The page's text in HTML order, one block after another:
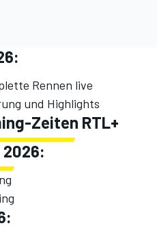
Rennen live
und Highlights
Zeiten RTL+
2026: